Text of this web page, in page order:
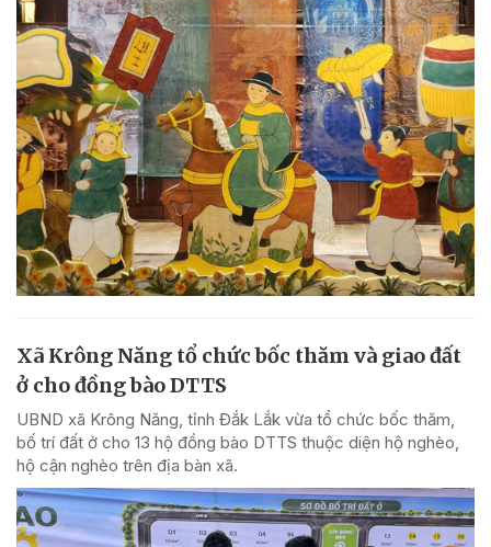
Xã Krông Năng tổ chức bốc thăm và giao đất
ở cho đồng bào DTTS
UBND xã Krông Năng, tỉnh Đắk Lắk vừa tổ chức bốc thăm,
bố trí đất ở cho 13 hộ đồng bào DTTS thuộc diện hộ nghèo,
hộ cận nghèo trên địa bàn xã.